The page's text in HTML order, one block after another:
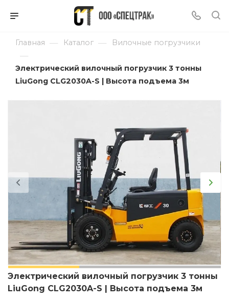
Главная — Каталог — Вилочные погрузчики
—
Электрический вилочный погрузчик 3 тонны
LiuGong CLG2030A-S | Высота подъема 3м
Электрический вилочный погрузчик 3 тонны
LiuGong CLG2030A-S | Высота подъема 3м